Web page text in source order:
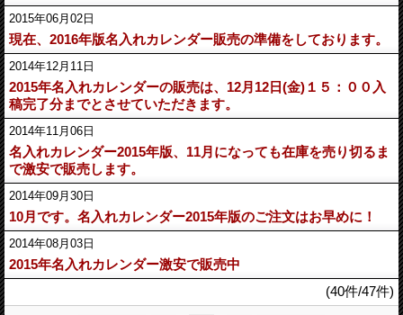
2015年06月02日
現在、2016年版名入れカレンダー販売の準備をしております。
2014年12月11日
2015年名入れカレンダーの販売は、12月12日(金)１５：００入
稿完了分までとさせていただきます。
2014年11月06日
名入れカレンダー2015年版、11月になっても在庫を売り切るま
で激安で販売します。
2014年09月30日
10月です。名入れカレンダー2015年版のご注文はお早めに！
2014年08月03日
2015年名入れカレンダー激安で販売中
(40件/47件)